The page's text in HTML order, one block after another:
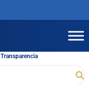
Transparencia